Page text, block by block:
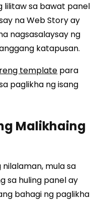
lilitaw sa bawat panel
na Web Story ay
nagsasalaysay ng
katapusan.
template para
paglikha ng isang
Malikhaing
mula sa
sa huling panel ay
bahagi ng paglikha